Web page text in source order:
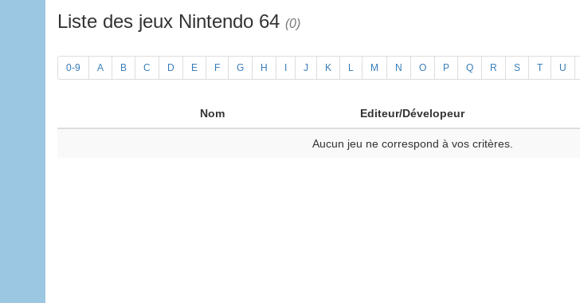
Liste des jeux Nintendo 64 (0)
0-9 A B C D E F G H J K L M N O P Q R S T U
Nom Editeur/Dévelopeur
Aucun jeu ne correspond à vos critères.